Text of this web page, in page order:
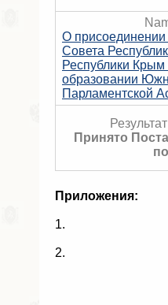
Поиск депутата по
О присоединении
Совета
Республики Крым
образовании
Парламентской
Принято
Приложения:
1.
2.